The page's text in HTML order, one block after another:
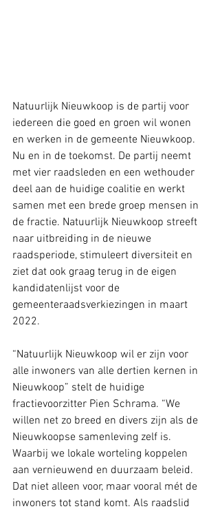
Natuurlijk Nieuwkoop is de partij voor
iedereen die goed en groen wil wonen
en werken in de gemeente Nieuwkoop.
Nu en in de toekomst. De partij neemt
met vier raadsleden en een wethouder
deel aan de huidige coalitie en werkt
samen met een brede groep mensen in
de fractie. Natuurlijk Nieuwkoop streeft
naar uitbreiding in de nieuwe
raadsperiode, stimuleert diversiteit en
ziet dat ook graag terug in de eigen
kandidatenlijst voor de
gemeenteraadsverkiezingen in maart
2022.
“Natuurlijk Nieuwkoop wil er zijn voor
alle inwoners van alle dertien kernen in
Nieuwkoop” stelt de huidige
fractievoorzitter Pien Schrama. “We
willen net zo breed en divers zijn als de
Nieuwkoopse samenleving zelf is.
Waarbij we lokale worteling koppelen
aan vernieuwend en duurzaam beleid.
Dat niet alleen voor, maar vooral mét de
inwoners tot stand komt. Als raadslid